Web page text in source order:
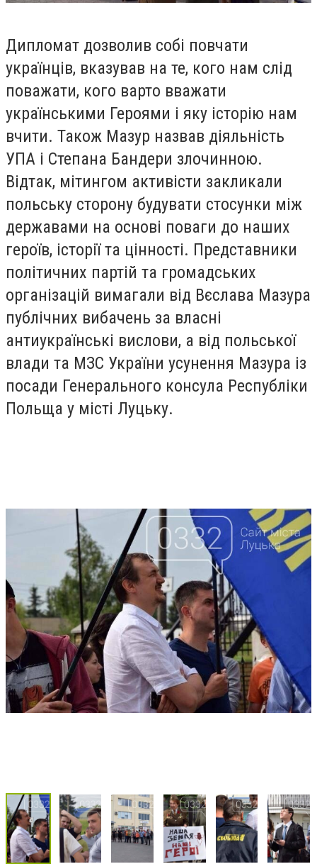
Дипломат дозволив собі повчати
українців, вказував на те, кого нам слід
поважати, кого варто вважати
українськими Героями і яку історію нам
вчити. Також Мазур назвав діяльність
УПА і Степана Бандери злочинною.
Відтак, мітингом активісти закликали
польську сторону будувати стосунки між
державами на основі поваги до наших
героїв, історії та цінності. Представники
політичних партій та громадських
організацій вимагали від Вєслава Мазура
публічних вибачень за власні
антиукраїнські вислови, а від польської
влади та МЗС України усунення Мазура із
посади Генерального консула Республіки
Польща у місті Луцьку.